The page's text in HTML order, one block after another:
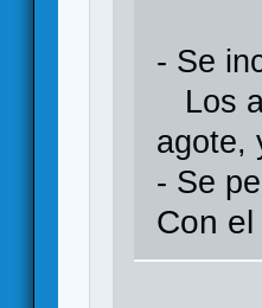
- Se
Los
agote,
- Se
Con